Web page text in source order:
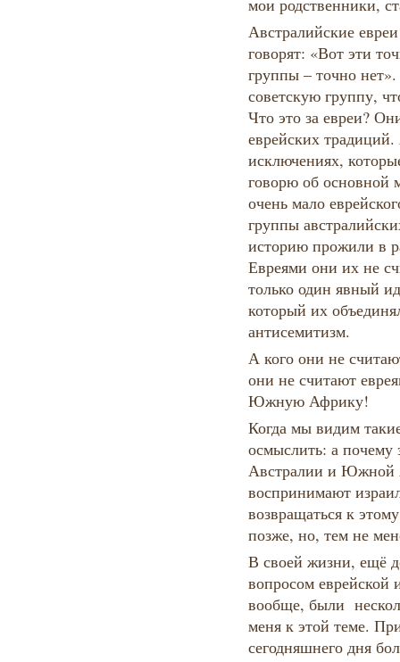
мои родственники,
Австралийские
говорят: «Вот эти
группы – точно нет».
советскую группу,
Что это за евреи?
еврейских
исключениях,
говорю об основной
очень мало
группы
историю прожили в
Евреями они их не
только один явный
который их
антисемитизм.
А кого они не
они не считают
Южную Африку!
Когда мы видим
осмыслить: а почему
Австралии и Южной
воспринимают
возвращаться к
позже, но, тем не
В своей жизни, ещё
вопросом еврейской
вообще, были
меня к этой теме.
сегодняшнего дня